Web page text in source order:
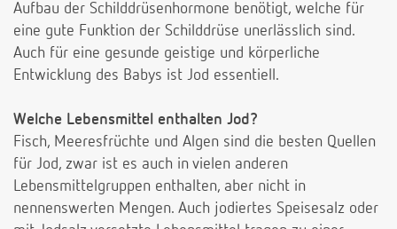
Aufbau der Schilddrüsenhormone benötigt, welche für
eine gute Funktion der Schilddrüse unerlässlich sind.
Auch für eine gesunde geistige und körperliche
Entwicklung des Babys ist Jod essentiell.
Welche Lebensmittel enthalten Jod?
Fisch, Meeresfrüchte und Algen sind die besten Quellen
für Jod, zwar ist es auch in vielen anderen
Lebensmittelgruppen enthalten, aber nicht in
nennenswerten Mengen. Auch jodiertes Speisesalz oder